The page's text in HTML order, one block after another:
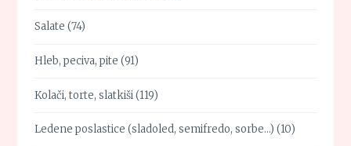
Salate (74)
Hleb, peciva, pite (91)
Kolači, torte, slatkiši(119)
Ledene poslastice (sladoled, semifredo, sorbe…) (10)